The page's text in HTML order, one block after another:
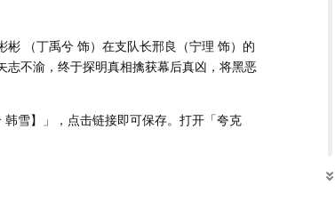
（丁禹兮 饰）在支队长邢良（宁理 饰）的
不渝，终于探明真相擒获幕后真凶，将黑恶
雪】」，点击链接即可保存。打开「夸克